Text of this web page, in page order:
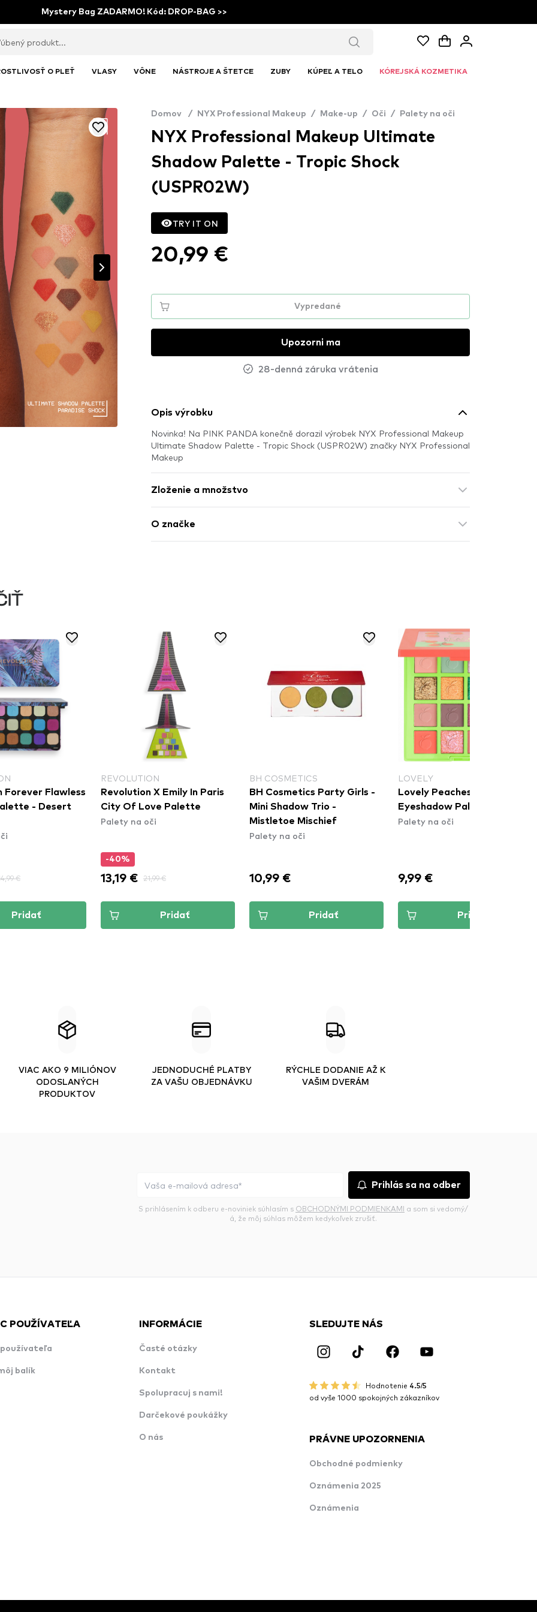
Mystery Bag ZADARMO! Kód: DROP-BAG >>
O PLEŤ VLASY VÔNE NÁSTROJE A ŠTETCE ZUBY KÚPEĽ A TELO KÓREJSKÁ KOZMETIKA
Domov / NYX Professional Makeup / Make-up / Oči / Palety na oči
NYX Professional Makeup Ultimate
Shadow Palette - Tropic Shock
(USPR02W)
TRY IT ON
20,99 €
Vypredané
Upozorni ma
28-denná záruka vrátenia
Opis výrobku
Novinka! Na PINK PANDA konečně dorazil výrobek NYX Professional Makeup
Ultimate Shadow Palette - Tropic Shock (USPR02W) značky NYX Professional
Makeup
Zloženie a množstvo
O značke
X Emily In Paris
Palette
€
Pridať
BH COSMETICS
BH Cosmetics Party Girls -
Mini Shadow Trio -
Mistletoe Mischief
10,99 €
Pridať
LOVELY
Lovely Peaches & Cream
Eyeshadow Palette
Palety na oči
9,99 €
Pridať
BH COSMETICS
BH Cosmetics X Doja Cat
Elements Mini Shadow Quad
- Gold
10,49 €
Pridať
VIAC AKO 9 MILIÓNOV
ODOSLANÝCH
PRODUKTOV
JEDNODUCHÉ PLATBY
ZA VAŠU OBJEDNÁVKU
RÝCHLE DODANIE AŽ K
VAŠIM DVERÁM
Prihlás sa na odber
S prihlásením k odberu e-noviniek súhlasím s OBCHODNÝMI PODMIENKAMI a som si vedomý/
á, že môj súhlas môžem kedykoľvek zrušiť.
POUŽÍVATEĽA
používateľa
balík
INFORMÁCIE
Časté otázky
Kontakt
Spolupracuj s nami!
Darčekové poukážky
O nás
SLEDUJTE NÁS
Hodnotenie 4.5/5
od vyše 1000 spokojných zákazníkov
PRÁVNE UPOZORNENIA
Obchodné podmienky
Oznámenia 2025
Oznámenia